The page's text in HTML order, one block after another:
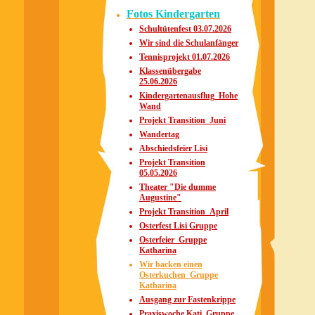
Fotos Kindergarten
Schultütenfest 03.07.2026
Wir sind die Schulanfänger
Tennisprojekt 01.07.2026
Klassenübergabe
25.06.2026
Kindergartenausflug_Hohe
Wand
Projekt Transition_Juni
Wandertag
Abschiedsfeier Lisi
Projekt Transition
05.05.2026
Theater "Die dumme
Augustine"
Projekt Transition_April
Osterfest Lisi Gruppe
Osterfeier_Gruppe
Katharina
Wir backen einen
Osterkuchen_Gruppe
Katharina
Ausgang zur Fastenkrippe